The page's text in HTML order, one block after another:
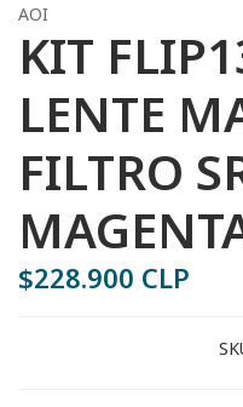
AOI
KIT
LENTE
FILTRO
$228.900 CLP